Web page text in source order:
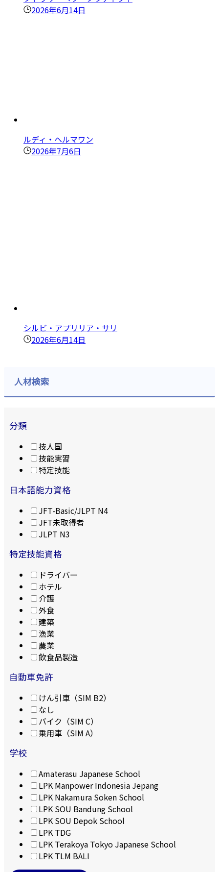
2026年6月14日
ルディ・ヘルマワン
2026年7月6日
シルビ・アプリリア・サリ
2026年6月14日
人材検索
分類
技人国
技能実習
特定技能
日本語能力資格
JFT-Basic/JLPT N4
JFT未取得者
JLPT N3
特定技能資格
ドライバー
ホテル
介護
外食
建築
漁業
農業
飲食品製造
自動車免許
けん引車（SIM B2）
なし
バイク（SIM C）
乗用車（SIM A）
学校
Amaterasu Japanese School
LPK Manpower Indonesia Jepang
LPK Nakamura Soken School
LPK SOU Bandung School
LPK SOU Depok School
LPK TDG
LPK Terakoya Tokyo Japanese School
LPK TLM BALI